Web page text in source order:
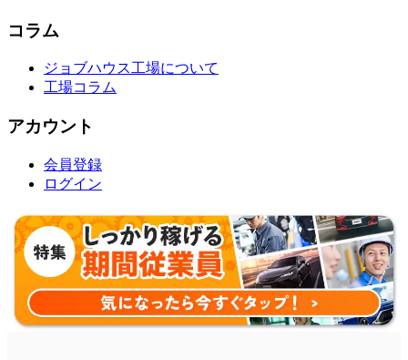
コラム
ジョブハウス工場について
工場コラム
アカウント
会員登録
ログイン